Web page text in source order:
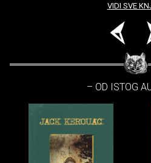
VIDI SVE
– OD ISTOG